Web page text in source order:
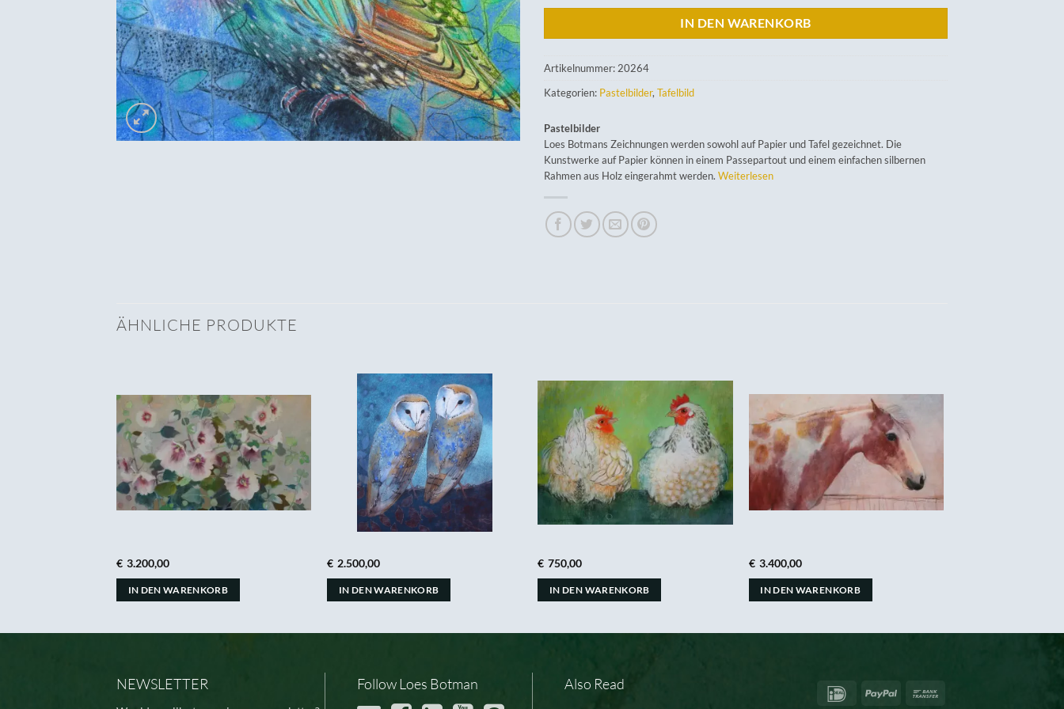
IN DEN WARENKORB
Artikelnummer: 20264
Kategorien: Pastelbilder, Tafelbild
Pastelbilder
Loes Botmans Zeichnungen werden sowohl auf Papier und Tafel gezeichnet. Die
Kunstwerke auf Papier können in einem Passepartout und einem einfachen silbernen
Rahmen aus Holz eingerahmt werden. Weiterlesen
ÄHNLICHE PRODUKTE
€ 3.200,00
IN DEN WARENKORB
€ 2.500,00
IN DEN WARENKORB
€ 750,00
IN DEN WARENKORB
€ 3.400,00
IN DEN WARENKORB
NEWSLETTER Follow Loes Botman Also Read IDeal PayPal